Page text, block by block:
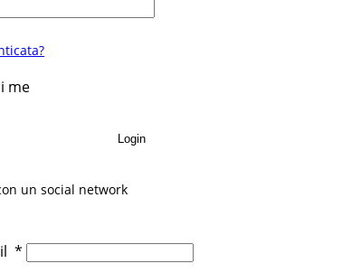
me
Login
un social network
*